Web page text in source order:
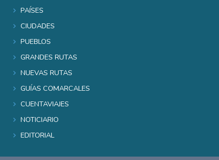
Países
Ciudades
Pueblos
Grandes rutas
Nuevas rutas
Guías comarcales
Cuentaviajes
Noticiario
Editorial